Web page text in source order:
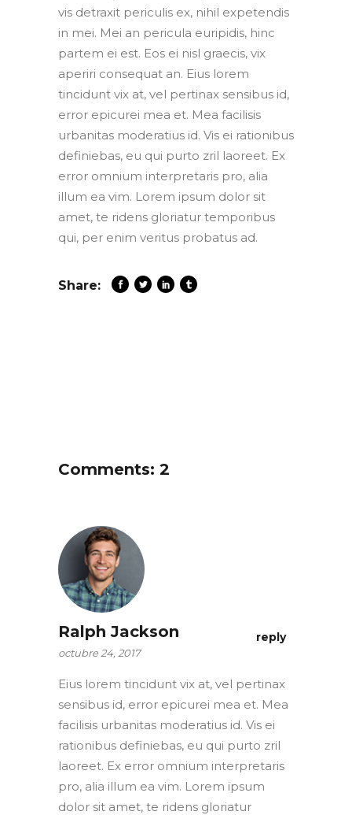
vis detraxit periculis ex, nihil expetendis
in mei. Mei an pericula euripidis, hinc
partem ei est. Eos ei nisl graecis, vix
aperiri consequat an. Eius lorem
tincidunt vix at, vel pertinax sensibus id,
error epicurei mea et. Mea facilisis
urbanitas moderatius id. Vis ei rationibus
definiebas, eu qui purto zril laoreet. Ex
error omnium interpretaris pro, alia
illum ea vim. Lorem ipsum dolor sit
amet, te ridens gloriatur temporibus
qui, per enim veritus probatus ad.
Share:
Comments: 2
Ralph Jackson
octubre 24, 2017
reply
Eius lorem tincidunt vix at, vel pertinax
sensibus id, error epicurei mea et. Mea
facilisis urbanitas moderatius id. Vis ei
rationibus definiebas, eu qui purto zril
laoreet. Ex error omnium interpretaris
pro, alia illum ea vim. Lorem ipsum
dolor sit amet, te ridens gloriatur